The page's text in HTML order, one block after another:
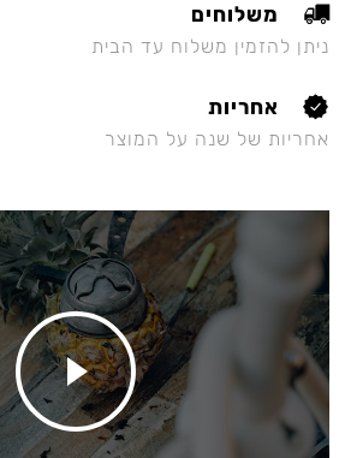
משלוחים
ניתן להזמין משלוח עד הבית
אחריות
אחריות של שנה על המוצר